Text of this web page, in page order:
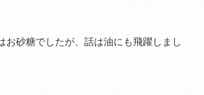
お砂糖でしたが、話は油にも飛躍しまし